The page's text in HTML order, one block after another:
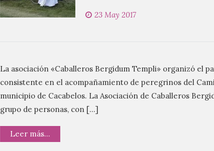
23 May 2017
La asociación «Caballeros Bergidum Templi» organizó el
consistente en el acompañamiento de peregrinos del
municipio de Cacabelos. La Asociación de Caballeros
grupo de personas, con […]
Leer más...